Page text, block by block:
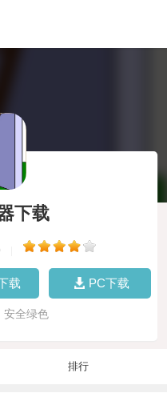
下载
载 PC下载
安全绿色
排行